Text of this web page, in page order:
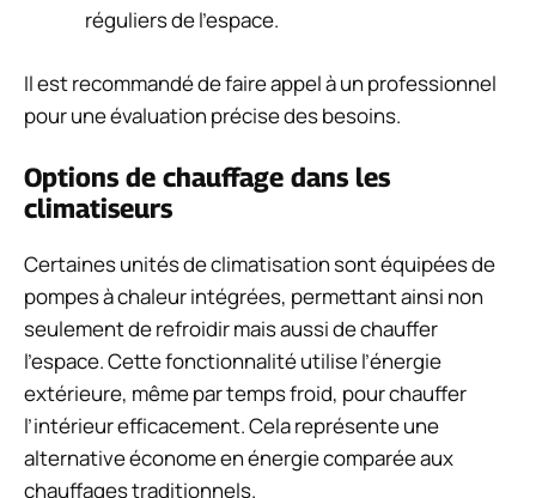
réguliers de l’espace.
Il est recommandé de faire appel à un professionnel
pour une évaluation précise des besoins.
Options de chauffage dans les
climatiseurs
Certaines unités de climatisation sont équipées de
pompes à chaleur intégrées, permettant ainsi non
seulement de refroidir mais aussi de chauffer
l’espace. Cette fonctionnalité utilise l’énergie
extérieure, même par temps froid, pour chauffer
l’intérieur efficacement. Cela représente une
alternative économe en énergie comparée aux
chauffages traditionnels.